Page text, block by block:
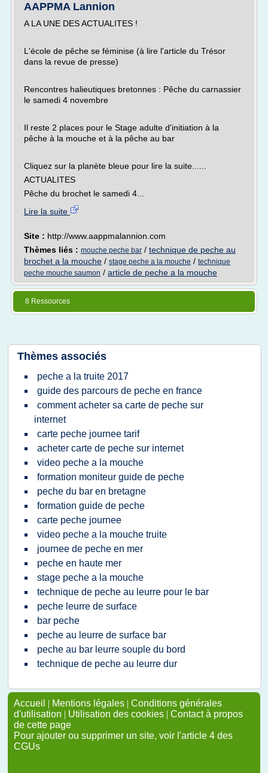
AAPPMA Lannion
A LA UNE DES ACTUALITES !
L'école de pêche se féminise (à lire l'article du Trésor
dans la revue de presse)
Rencontres halieutiques bretonnes : Pêche du carnassier
le samedi 4 novembre
Il reste 2 places pour le Stage adulte d'initiation à la
pêche à la mouche et à la pêche au bar
Cliquez sur la planète bleue pour lire la suite......
ACTUALITES
Pêche du brochet le samedi 4...
Lire la suite
Site : http://www.aappmalannion.com
Thèmes liés : mouche peche bar / technique de peche au
brochet a la mouche / stage peche a la mouche / technique
peche mouche saumon / article de peche a la mouche
8 Ressources
Thèmes associés
peche a la truite 2017
guide des parcours de peche en france
comment acheter sa carte de peche sur
internet
carte peche journee tarif
acheter carte de peche sur internet
video peche a la mouche
formation moniteur guide de peche
peche du bar en bretagne
formation guide de peche
carte peche journee
video peche a la mouche truite
journee de peche en mer
peche en haute mer
stage peche a la mouche
technique de peche au leurre pour le bar
peche leurre de surface
bar peche
peche au leurre de surface bar
peche au bar leurre souple du bord
technique de peche au leurre dur
Accueil | Mentions légales | Conditions générales
d'utilisation | Utilisation des cookies | Contact à propos
de cette page
Pour ajouter ou supprimer un site, voir l'article 4 des
CGUs